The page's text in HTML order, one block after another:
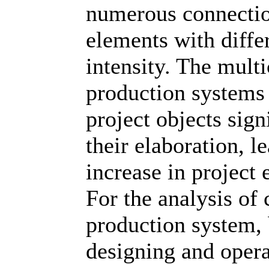
numerous
elements with
intensity. The
production
project objects
their elaboration,
increase in project
For the analysis of
production
designing and